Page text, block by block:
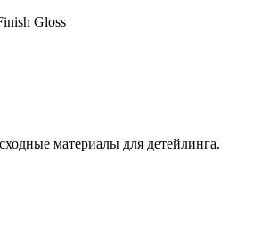
Gloss
материалы для детейлинга.